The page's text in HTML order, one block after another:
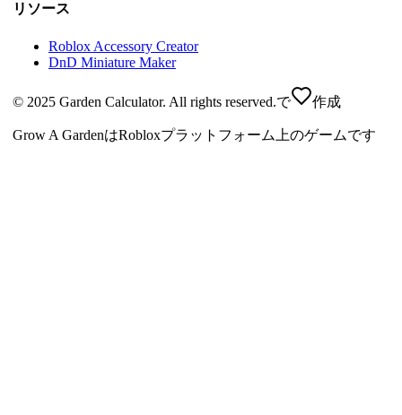
リソース
Roblox Accessory Creator
DnD Miniature Maker
© 2025 Garden Calculator. All rights reserved.で 作成
Grow A GardenはRobloxプラットフォーム上のゲームです